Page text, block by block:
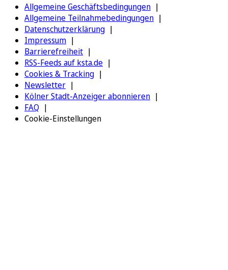
Allgemeine Geschäftsbedingungen
Allgemeine Teilnahmebedingungen
Datenschutzerklärung
Impressum
Barrierefreiheit
RSS-Feeds auf ksta.de
Cookies & Tracking
Newsletter
Kölner Stadt-Anzeiger abonnieren
FAQ
Cookie-Einstellungen